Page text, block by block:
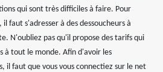
qui sont très difficiles à faire. Pour
faut s'adresser à des dessoucheurs à
N'oubliez pas qu'il propose des tarifs qui
à tout le monde. Afin d'avoir les
il faut que vous vous connectiez sur le net